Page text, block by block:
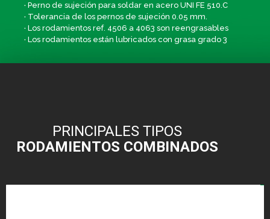
· Perno de sujeción para soldar en acero UNI FE 510.C
· Tolerancia de los pernos de sujeción 0.05 mm.
· Los rodamientos ref. 4506 a 4063 son reengrasables
· Los rodamientos están lubricados con grasa grado 3
PRINCIPALES TIPOS
RODAMIENTOS COMBINADOS